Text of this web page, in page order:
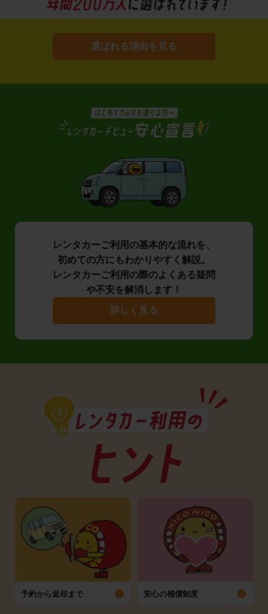
選ばれる理由を見る
レンタカーご利用の基本的な流れを、
初めての方にもわかりやすく解説。
レンタカーご利用の際のよくある疑問
や不安を解消します！
詳しく見る
予約から返却まで 安心の補償制度